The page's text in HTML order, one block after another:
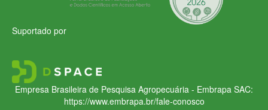
Suportado por
Empresa Brasileira de Pesquisa Agropecuária - Embrapa SAC:
https://www.embrapa.br/fale-conosco